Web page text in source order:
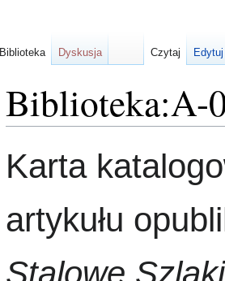
Biblioteka:A-
do
do
Karta
artykułu
Biblioteka Dyskusja Czytaj